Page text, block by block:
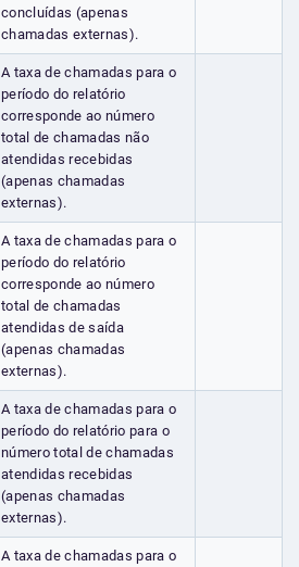
concluídas (apenas
chamadas externas).
A taxa de chamadas para o
período do relatório
corresponde ao número
total de chamadas não
atendidas recebidas
(apenas chamadas
externas).
A taxa de chamadas para o
período do relatório
corresponde ao número
total de chamadas
atendidas de saída
(apenas chamadas
externas).
A taxa de chamadas para o
período do relatório para o
número total de chamadas
atendidas recebidas
(apenas chamadas
externas).
A taxa de chamadas para o